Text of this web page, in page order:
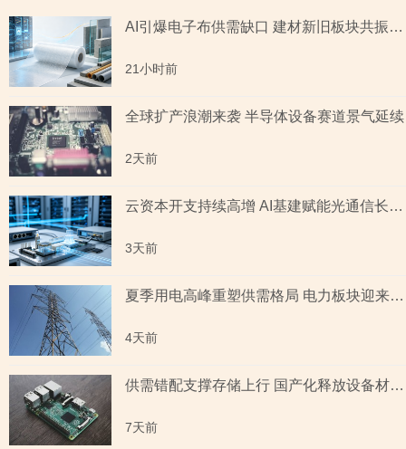
AI引爆电子布供需缺口 建材新旧板块共振回暖
21小时前
全球扩产浪潮来袭 半导体设备赛道景气延续
2天前
云资本开支持续高增 AI基建赋能光通信长期成长
3天前
夏季用电高峰重塑供需格局 电力板块迎来量价齐升
4天前
供需错配支撑存储上行 国产化释放设备材料红利
7天前